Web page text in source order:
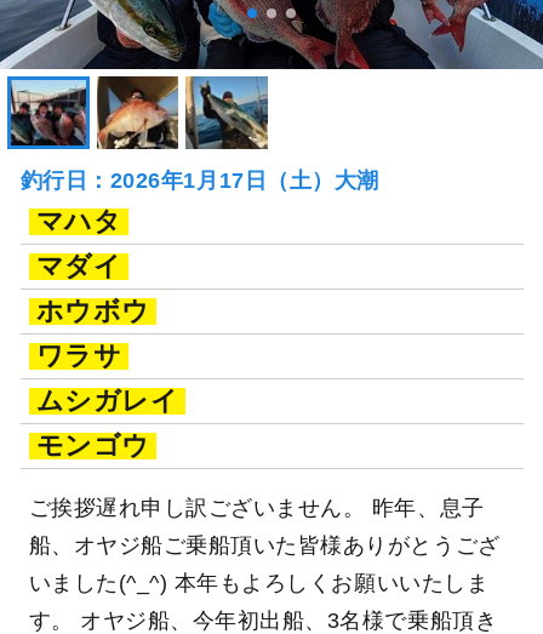
釣行日：2026年1月17日（土）大潮
マハタ
マダイ
ホウボウ
ワラサ
ムシガレイ
モンゴウ
ご挨拶遅れ申し訳ございません。 昨年、息子
船、オヤジ船ご乗船頂いた皆様ありがとうござ
いました(^_^) 本年もよろしくお願いいたしま
す。 オヤジ船、今年初出船、3名様で乗船頂き